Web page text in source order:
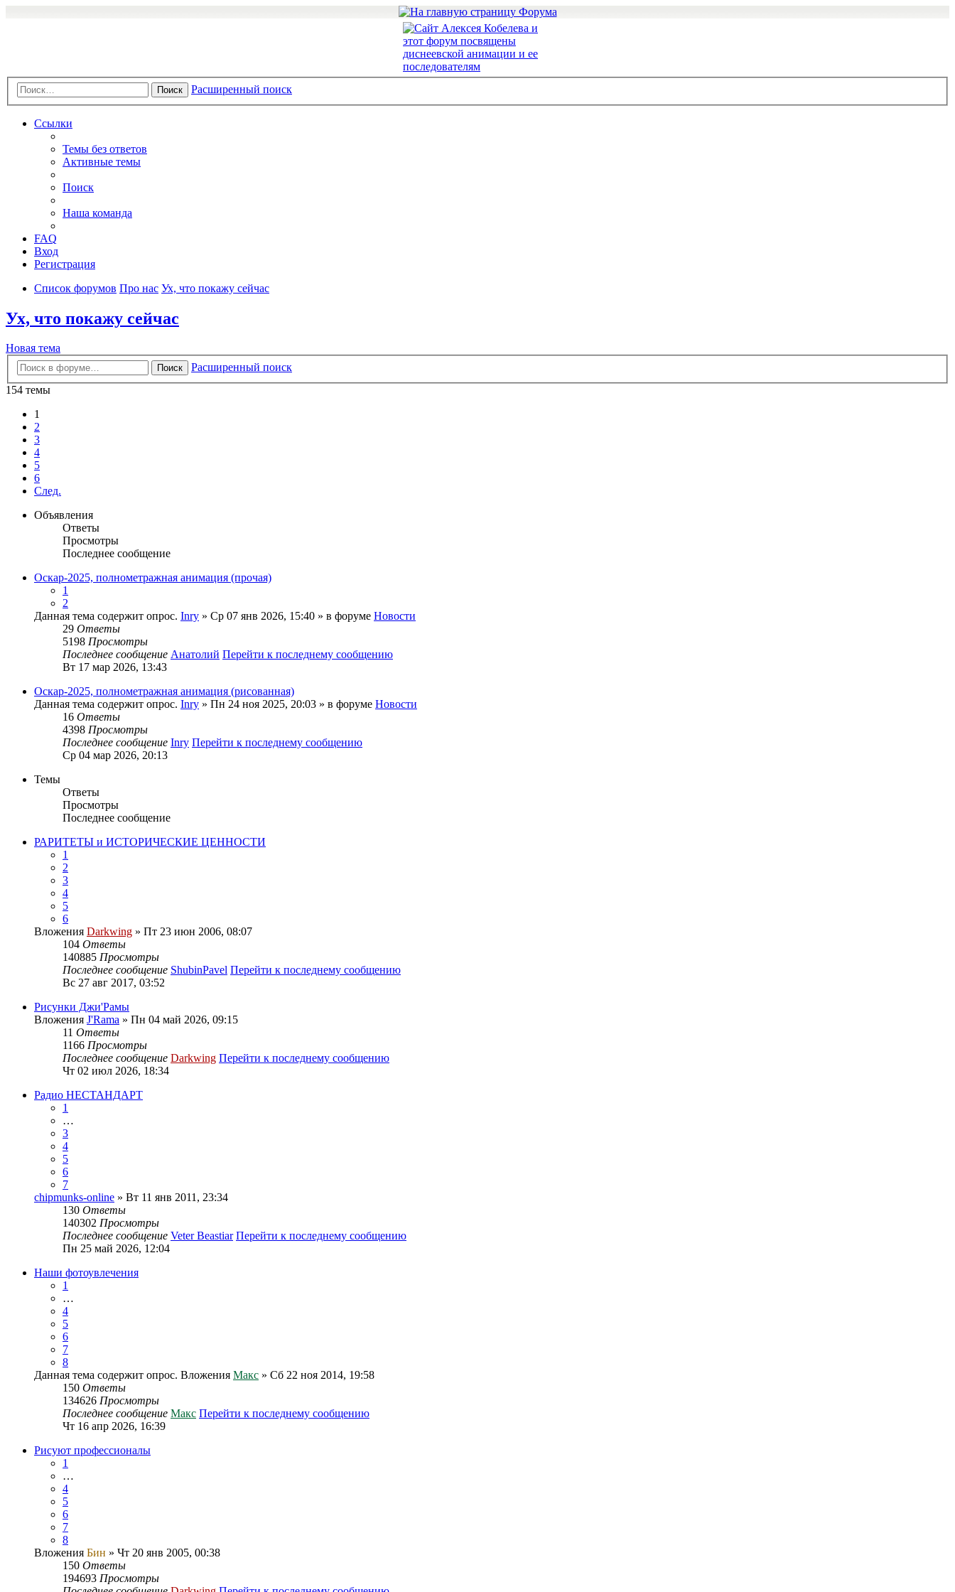
Поиск Расширенный поиск
Ссылки
Темы без ответов
Активные темы
Поиск
Наша команда
FAQ
Вход
Регистрация
Список форумов Про нас Ух, что покажу сейчас
Ух, что покажу сейчас
Новая тема
Поиск
Расширенный поиск
154 темы
1
2
3
4
5
6
След.
Объявления
Ответы
Просмотры
Последнее сообщение
Оскар-2025, полнометражная анимация (прочая)
1
2
Данная тема содержит опрос. Inry » Ср 07 янв 2026, 15:40 » в форуме Новости
29 Ответы
5198 Просмотры
Последнее сообщение Анатолий Перейти к последнему сообщению
Вт 17 мар 2026, 13:43
Оскар-2025, полнометражная анимация (рисованная)
Данная тема содержит опрос. Inry » Пн 24 ноя 2025, 20:03 » в форуме Новости
16 Ответы
4398 Просмотры
Последнее сообщение Inry Перейти к последнему сообщению
Ср 04 мар 2026, 20:13
Темы
Ответы
Просмотры
Последнее сообщение
РАРИТЕТЫ и ИСТОРИЧЕСКИЕ ЦЕННОСТИ
1
2
3
4
5
6
Вложения Darkwing » Пт 23 июн 2006, 08:07
104 Ответы
140885 Просмотры
Последнее сообщение ShubinPavel Перейти к последнему сообщению
Вс 27 авг 2017, 03:52
Рисунки Джи'Рамы
Вложения J'Rama » Пн 04 май 2026, 09:15
11 Ответы
1166 Просмотры
Последнее сообщение Darkwing Перейти к последнему сообщению
Чт 02 июл 2026, 18:34
Радио НЕСТАНДАРТ
1
…
3
4
5
6
7
chipmunks-online » Вт 11 янв 2011, 23:34
130 Ответы
140302 Просмотры
Последнее сообщение Veter Beastiar Перейти к последнему сообщению
Пн 25 май 2026, 12:04
Наши фотоувлечения
1
…
4
5
6
7
8
Данная тема содержит опрос. Вложения Макс » Сб 22 ноя 2014, 19:58
150 Ответы
134626 Просмотры
Последнее сообщение Макс Перейти к последнему сообщению
Чт 16 апр 2026, 16:39
Рисуют профессионалы
1
…
4
5
6
7
8
Вложения Бин » Чт 20 янв 2005, 00:38
150 Ответы
194693 Просмотры